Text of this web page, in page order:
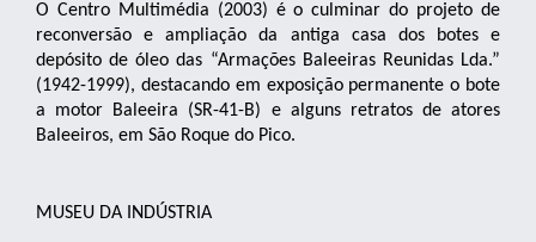
O Centro Multimédia (2003) é o culminar do projeto de
reconversão e ampliação da antiga casa dos botes e
depósito de óleo das “Armações Baleeiras Reunidas Lda.”
(1942-1999), destacando em exposição permanente o bote
a motor Baleeira (SR-41-B) e alguns retratos de atores
Baleeiros, em São Roque do Pico.
MUSEU DA INDÚSTRIA